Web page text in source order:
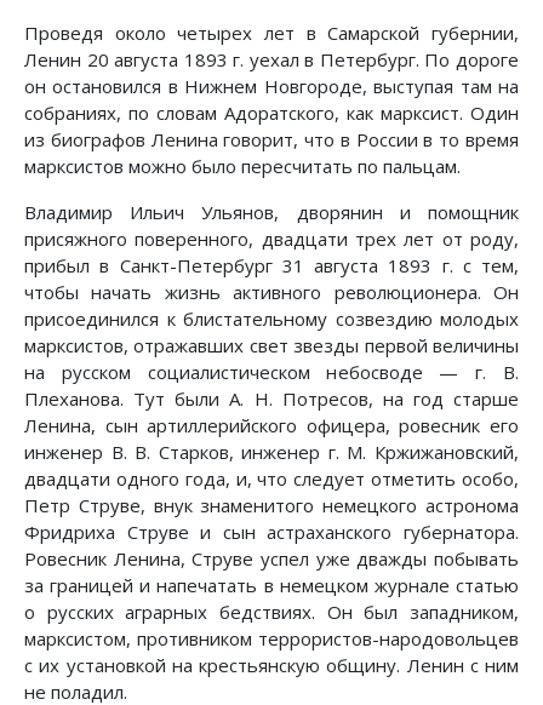
Проведя около четырех лет в Самарской губернии,
Ленин 20 августа 1893 г. уехал в Петербург. По дороге
он остановился в Нижнем Новгороде, выступая там на
собраниях, по словам Адоратского, как марксист. Один
из биографов Ленина говорит, что в России в то время
марксистов можно было пересчитать по пальцам.
Владимир Ильич Ульянов, дворянин и помощник
присяжного поверенного, двадцати трех лет от роду,
прибыл в Санкт-Петербург 31 августа 1893 г. с тем,
чтобы начать жизнь активного революционера. Он
присоединился к блистательному созвездию молодых
марксистов, отражавших свет звезды первой величины
на русском социалистическом небосводе — г. В.
Плеханова. Тут были А. Н. Потресов, на год старше
Ленина, сын артиллерийского офицера, ровесник его
инженер В. В. Старков, инженер г. М. Кржижановский,
двадцати одного года, и, что следует отметить особо,
Петр Струве, внук знаменитого немецкого астронома
Фридриха Струве и сын астраханского губернатора.
Ровесник Ленина, Струве успел уже дважды побывать
за границей и напечатать в немецком журнале статью
о русских аграрных бедствиях. Он был западником,
марксистом, противником террористов-народовольцев
с их установкой на крестьянскую общину. Ленин с ним
не поладил.